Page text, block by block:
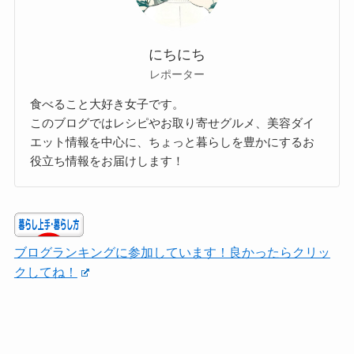
にちにち
レポーター
食べること大好き女子です。
このブログではレシピやお取り寄せグルメ、美容ダイ
エット情報を中心に、ちょっと暮らしを豊かにするお
役立ち情報をお届けします！
ブログランキングに参加しています！良かったらクリッ
クしてね！